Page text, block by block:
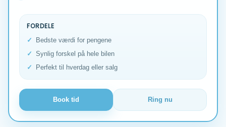
FORDELE
Bedste værdi for pengene
Synlig forskel på hele bilen
Perfekt til hverdag eller salg
Book tid Ring nu